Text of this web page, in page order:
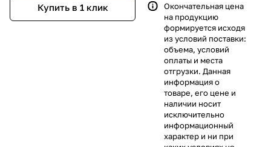
Купить в 1 клик
Окончательная цена
на продукцию
формируется исходя
из условий поставки:
объема, условий
оплаты и места
отгрузки. Данная
информация о
товаре, его цене и
наличии носит
исключительно
информационный
характер и ни при